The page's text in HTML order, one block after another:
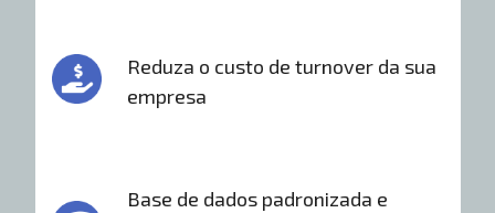
Reduza o custo de turnover da sua
empresa
Base de dados padronizada e